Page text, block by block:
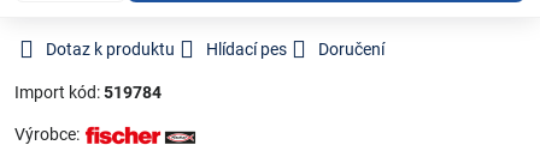
Dotaz k produktu Hlídací pes Doručení
Import kód:519784
Výrobce: